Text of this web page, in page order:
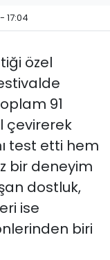
17:04
özel
91
çevirerek
test etti hem
bir deneyim
dostluk,
ise
biri